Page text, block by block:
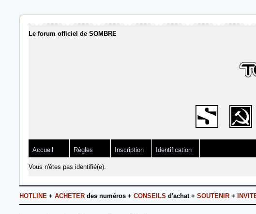
Le forum officiel de SOMBRE
Accueil Règles Inscription Identification
Vous n'êtes pas identifié(e).
HOTLINE + ACHETER des numéros + CONSEILS d'achat + SOUTENIR +